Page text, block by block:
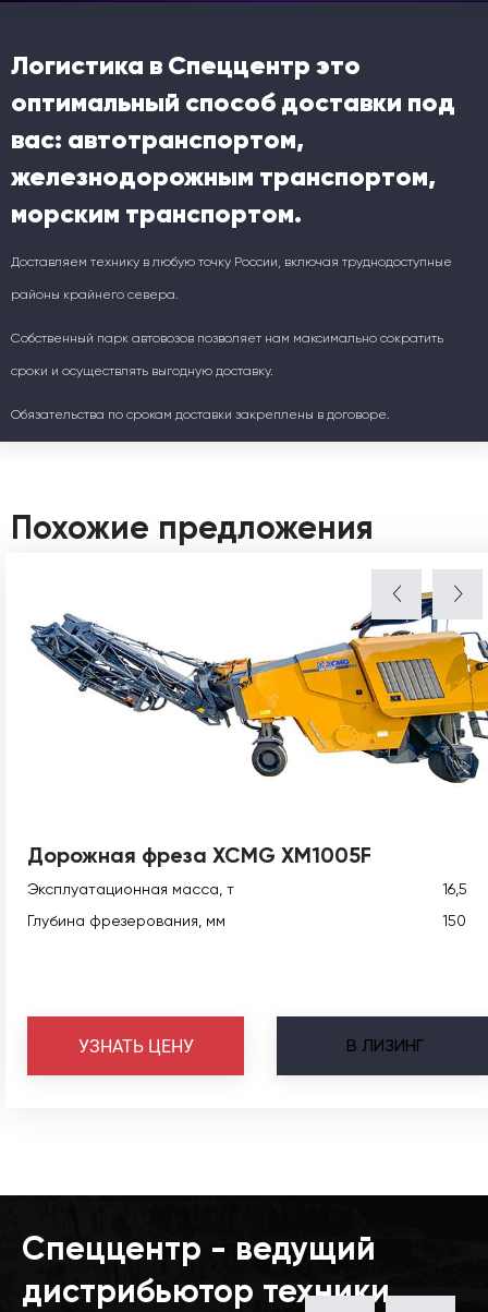
Логистика в Спеццентр это
оптимальный способ доставки под
вас: автотранспортом,
железнодорожным транспортом,
морским транспортом.
Доставляем технику в любую точку России, включая труднодоступные
районы крайнего севера.
Собственный парк автовозов позволяет нам максимально сократить
сроки и осуществлять выгодную доставку.
Обязательства по срокам доставки закреплены в договоре.
Похожие предложения
Дорожная фреза XCMG XM1005F
Эксплуатационная масса, т
16,5
Глубина фрезерования, мм
150
В ЛИЗИНГ
УЗНАТЬ ЦЕНУ
Спеццентр - ведущий
дистрибьютор техники